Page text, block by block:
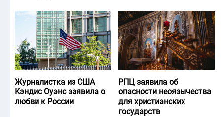
Журналистка из США
Кэндис Оуэнс заявила о
любви к России
РПЦ заявила об
опасности неоязычества
для христианских
государств